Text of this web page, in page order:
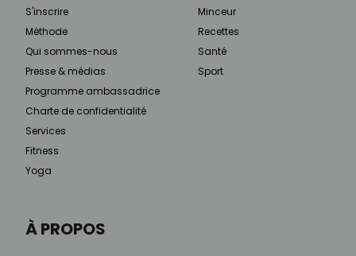
À PROPOS
S'inscrire
Méthode
Qui sommes-nous
Presse & médias
Programme ambassadrice
Charte de confidentialité
Services
Fitness
Yoga
Minceur
Recettes
Santé
Sport